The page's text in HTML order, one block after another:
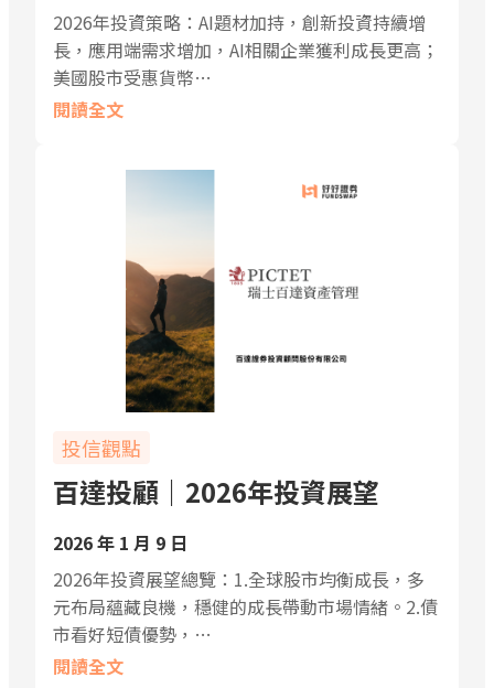
2026年投資策略：AI題材加持，創新投資持續增
長，應用端需求增加，AI相關企業獲利成長更高；
美國股市受惠貨幣…
閱讀全文
投信觀點
百達投顧｜2026年投資展望
2026 年 1 月 9 日
2026年投資展望總覽：1.全球股市均衡成⻑，多
元布局蘊藏良機，穩健的成長帶動市場情緒。2.債
市看好短債優勢，…
閱讀全文